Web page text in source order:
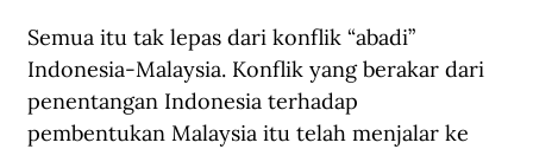
Semua itu tak lepas dari konflik “abadi”
Indonesia-Malaysia. Konflik yang berakar dari
penentangan Indonesia terhadap
pembentukan Malaysia itu telah menjalar ke